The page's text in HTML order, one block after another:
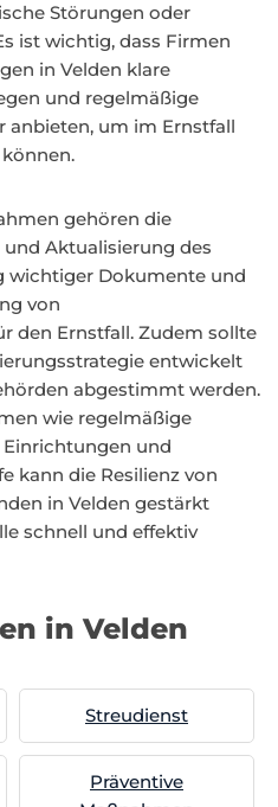
Störungen oder
ist wichtig, dass Firmen
in Velden klare
und regelmäßige
anbieten, um im Ernstfall
gehören die
Aktualisierung des
wichtiger Dokumente und
von
den Ernstfall. Zudem sollte
entwickelt
abgestimmt werden.
wie regelmäßige
und
kann die Resilienz von
in Velden gestärkt
schnell und effektiv
in Velden
Streudienst
Präventive